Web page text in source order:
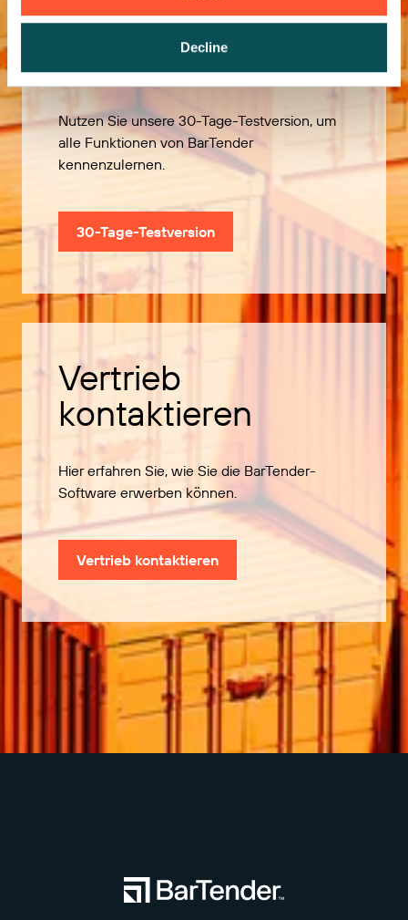
Decline
Kostenlos
ausprobieren
Nutzen Sie unsere 30-Tage-Testversion, um
alle Funktionen von BarTender
kennenzulernen.
30-Tage-Testversion
Vertrieb
kontaktieren
Hier erfahren Sie, wie Sie die BarTender-
Software erwerben können.
Vertrieb kontaktieren